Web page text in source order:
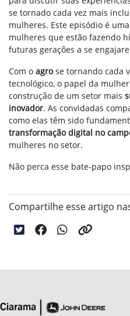
se tornado cada vez mais
mulheres. Este episódio é
mulheres que estão fazendo
futuras gerações a se
Com o agrose tornando cada
tecnológico, o papel da
construção de um setor mais
inovador. As convidadas
como elas têm sido
transformação digital no
mulheres no setor.
Não perca esse bate-papo
Compartilhe esse artigo